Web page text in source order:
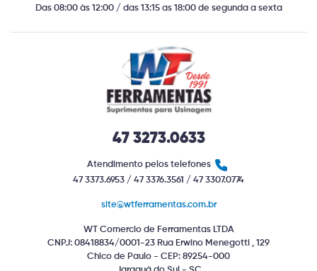
Das 08:00 às 12:00 / das 13:15 as 18:00 de segunda a sexta
47 3273.0633
Atendimento pelos telefones
47 3373.6953 / 47 3376.3561 / 47 3307.0774
site@wtferramentas.com.br
WT Comercio de Ferramentas LTDA
CNPJ: 08418834/0001-23 Rua Erwino Menegotti , 129
Chico de Paulo - CEP: 89254-000